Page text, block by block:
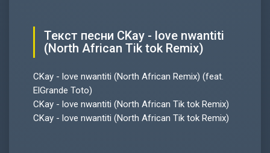
Текст песни CKay - love nwantiti
(North African Tik tok Remix)
CKay - love nwantiti (North African Remix) (feat.
ElGrande Toto)
CKay - love nwantiti (North African Tik tok Remix)
CKay - love nwantiti (North African Tik tok Remix)